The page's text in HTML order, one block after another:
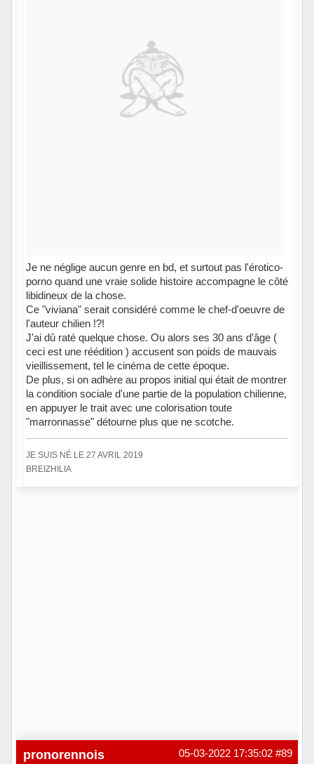
Je ne néglige aucun genre en bd, et surtout pas l'érotico-
porno quand une vraie solide histoire accompagne le côté
libidineux de la chose.
Ce "viviana" serait considéré comme le chef-d'oeuvre de
l'auteur chilien !?!
J'ai dû raté quelque chose. Ou alors ses 30 ans d'âge (
ceci est une réédition ) accusent son poids de mauvais
vieillissement, tel le cinéma de cette époque.
De plus, si on adhère au propos initial qui était de montrer
la condition sociale d'une partie de la population chilienne,
en appuyer le trait avec une colorisation toute
"marronnasse" détourne plus que ne scotche.
JE SUIS NÉ LE 27 AVRIL 2019
BREIZHILIA
#89
05-03-2022 17:35:02
pronorennois